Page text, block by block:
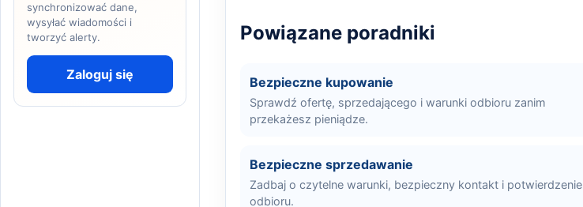
synchronizować dane,
wysyłać wiadomości i
tworzyć alerty.
Zaloguj się
Powiązane poradniki
Bezpieczne kupowanie
Sprawdź ofertę, sprzedającego i warunki odbioru zanim
przekażesz pieniądze.
Bezpieczne sprzedawanie
Zadbaj o czytelne warunki, bezpieczny kontakt i potwierdzenie
odbioru.